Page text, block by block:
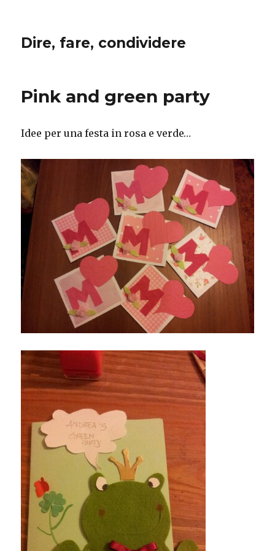
Dire, fare, condividere
Pink and green party
Idee per una festa in rosa e verde…